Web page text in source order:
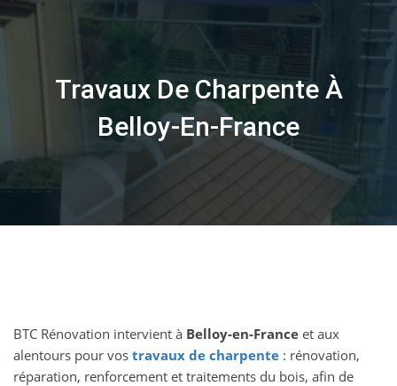
to
Travaux De Charpente À
Belloy-En-France
BTC Rénovation intervient à Belloy-en-France et aux
alentours pour vos travaux de charpente : rénovation,
réparation, renforcement et traitements du bois, afin de